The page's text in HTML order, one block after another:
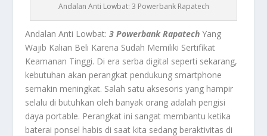
Andalan Anti Lowbat: 3 Powerbank Rapatech
Andalan Anti Lowbat:3 Powerbank Rapatech Yang
Wajib Kalian Beli Karena Sudah Memiliki Sertifikat
Keamanan Tinggi. Di era serba digital seperti sekarang,
kebutuhan akan perangkat pendukung smartphone
semakin meningkat. Salah satu aksesoris yang hampir
selalu di butuhkan oleh banyak orang adalah pengisi
daya portable. Perangkat ini sangat membantu ketika
baterai ponsel habis di saat kita sedang beraktivitas di